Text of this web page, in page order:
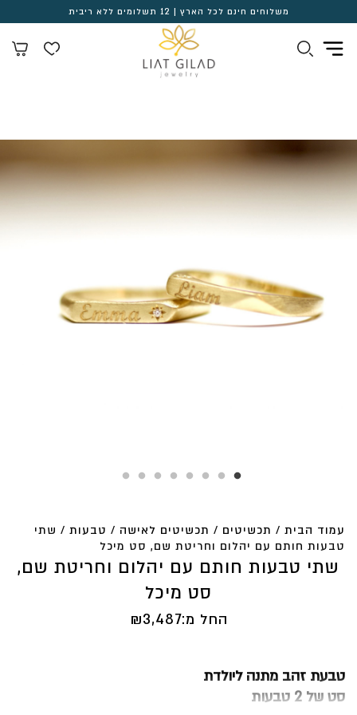
משלוחים חינם לכל הארץ | 12 תשלומים ללא ריבית
עמוד הבית / תכשיטים / תכשיטים לאישה / טבעות / שתי
טבעות חותם עם יהלום וחריטת שם, סט מיכל
שתי טבעות חותם עם יהלום וחריטת שם,
סט מיכל
החל מ: ₪3,487
טבעת זהב מתנה ליולדת
סט של 2 טבעות